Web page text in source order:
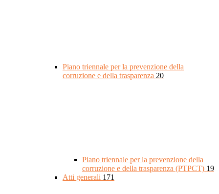
Piano triennale per la prevenzione della
corruzione e della trasparenza 20
Piano triennale per la prevenzione della
corruzione e della trasparenza (PTPCT) 19
Atti generali 171